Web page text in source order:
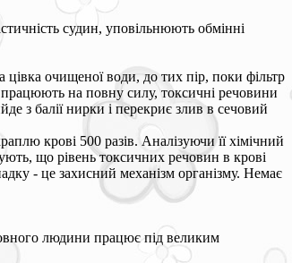
судин, уповільнюють обмінні
очищеної води, до тих пір, поки фільтр
працюють на повну силу, токсичні речовини
з балії нирки і перекриє злив в сечовий
крові 500 разів. Аналізуючи її хімічний
що рівень токсичних речовин в крові
- це захисний механізм організму. Немає
людини працює під великим